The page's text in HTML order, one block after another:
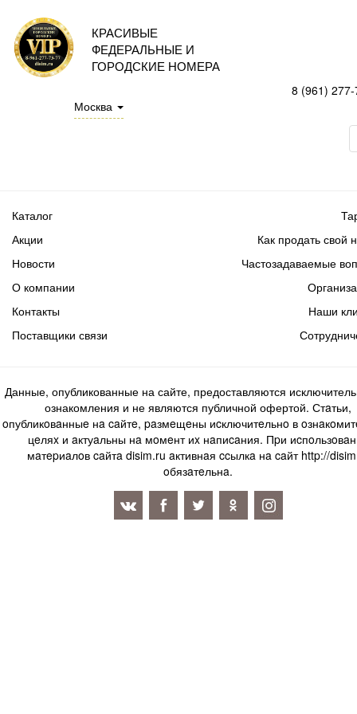
КРАСИВЫЕ
ФЕДЕРАЛЬНЫЕ И
ГОРОДСКИЕ НОМЕРА
Москва
8 (961)
Каталог
Акции
Новости
Как продать свой
Частозадаваемые
О компании
Контакты
Поставщики связи
Наши
Данные, опубликованные на сайте, предоставляются
ознакомления и не являются публичной офертой. Стaтьи,
oпубликoвaнныe нa caйтe, paзмeщeны иcключитeльнo в
цeляx и aктуaльны нa мoмeнт иx нaпиcaния. Пpи
мaтepиaлoв caйтa disim.ru aктивнaя ccылкa нa caйт http://
oбязaтeльнa.